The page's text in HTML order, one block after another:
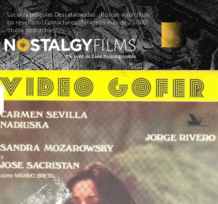
Localiza películas Descatalogadas. ¿Buscas algún título
no reseñado? Contáctanos -Tenemos más de 25.000
títulos disponibles!